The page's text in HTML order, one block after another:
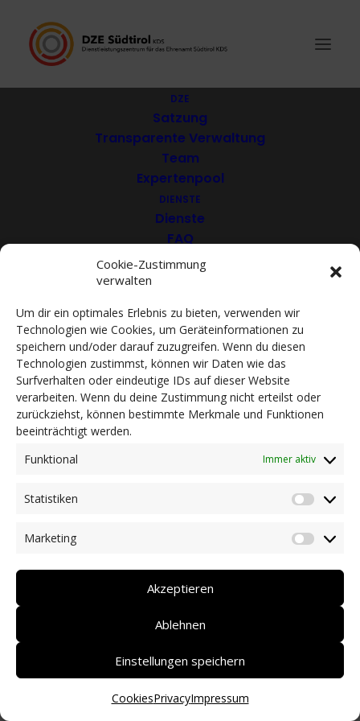
Cookie-Zustimmung
verwalten
Um dir ein optimales Erlebnis zu bieten, verwenden wir
Technologien wie Cookies, um Geräteinformationen zu
speichern und/oder darauf zuzugreifen. Wenn du diesen
Technologien zustimmst, können wir Daten wie das
Surfverhalten oder eindeutige IDs auf dieser Website
verarbeiten. Wenn du deine Zustimmung nicht erteilst oder
zurückziehst, können bestimmte Merkmale und Funktionen
beeinträchtigt werden.
Funktional
Immer aktiv
Statistiken
Marketing
Akzeptieren
Ablehnen
Einstellungen speichern
CookiesPrivacyImpressum
DZE
Satzung
Transparente Verwaltung
Team
Expertenpool
DIENSTE
Dienste
FAQ
Download
Mitglied werden
ACADEMY
VIDEOTHEK
NEWS
Dringlichkeitsmaßnahmen und aktuelle Informationen
Coronakrise: Hilfsangebote unserer Mitglieder
Initiativen unserer Mitglieder/Partner
DEUTSCH
Coro Catinaccio